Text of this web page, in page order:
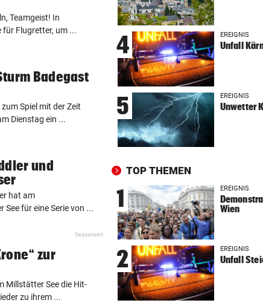
Teamgeist! In
Flugretter, um ...
Badegast
Spiel mit der Zeit
Dienstag ein ...
und
hat am
für eine Serie von ...
Gesponsert
zur
Millstätter See die Hit-
zu ihrem ...
TENNIE AUF ÜBERHOLSPUR
230 PS! 13-Jährige schrieb im
Autocross Geschichte
STREIT IN DORNBIRN
Dragqueen-Lesung lässt
konservative Seele kochen
RETTETEN SICH SELBST
Drei Esel überlebten
Spanien
BEI PREMSTÄTTEN
Unfall auf Bahnübergang:
Lenker tot
FRAGE DES TAGES
Würden Sie in ein Robotaxi
einsteigen?
FOLGT AUF WM-KICKER
ÖFB-Legionär neuer Kapitän
4 EREIGNIS
Unfall
5 EREIGNIS
Unwetter
TOP THEMEN
1 EREIGNIS
Wien
2 EREIGNIS
Unfall